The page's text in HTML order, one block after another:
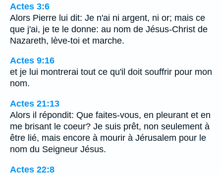
Actes 3:6
Alors Pierre lui dit: Je n'ai ni argent, ni or; mais ce
que j'ai, je te le donne: au nom de Jésus-Christ de
Nazareth, lève-toi et marche.
Actes 9:16
et je lui montrerai tout ce qu'il doit souffrir pour mon
nom.
Actes 21:13
Alors il répondit: Que faites-vous, en pleurant et en
me brisant le coeur? Je suis prêt, non seulement à
être lié, mais encore à mourir à Jérusalem pour le
nom du Seigneur Jésus.
Actes 22:8